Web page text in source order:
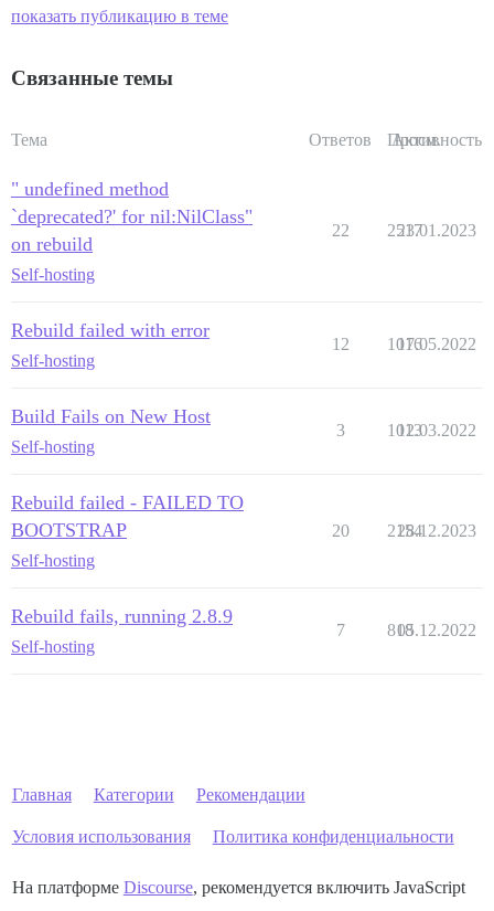
показать публикацию в теме
Связанные темы
Тема Ответов Просм.
Активность
" undefined method
`deprecated?' for nil:NilClass"
on rebuild
Self-hosting
22 2517
23.01.2023
Rebuild failed with error
Self-hosting
12 1016
17.05.2022
Build Fails on New Host
Self-hosting
3 1013
12.03.2022
Rebuild failed - FAILED TO
BOOTSTRAP
Self-hosting
20 2154
28.12.2023
Rebuild fails, running 2.8.9
Self-hosting
7 818
05.12.2022
Главная Категории Рекомендации
Условия использования Политика конфиденциальности
На платформе Discourse, рекомендуется включить JavaScript